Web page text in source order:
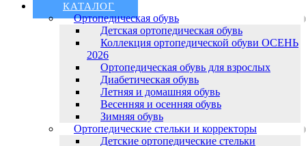
КАТАЛОГ
Ортопедическая обувь
Детская ортопедическая обувь
Коллекция ортопедической обуви ОСЕНЬ
2026
Ортопедическая обувь для взрослых
Диабетическая обувь
Летняя и домашняя обувь
Весенняя и осенняя обувь
Зимняя обувь
Ортопедические стельки и корректоры
Детские ортопедические стельки